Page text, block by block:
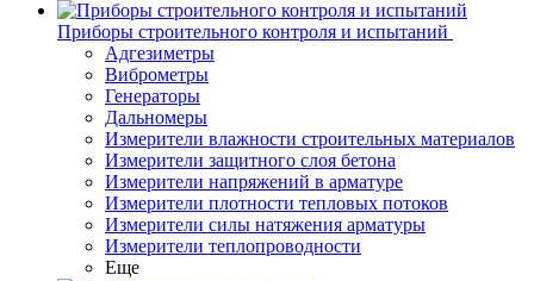
Приборы строительного контроля и испытаний
Адгезиметры
Виброметры
Генераторы
Дальномеры
Измерители влажности строительных материалов
Измерители защитного слоя бетона
Измерители напряжений в арматуре
Измерители плотности тепловых потоков
Измерители силы натяжения арматуры
Измерители теплопроводности
Еще